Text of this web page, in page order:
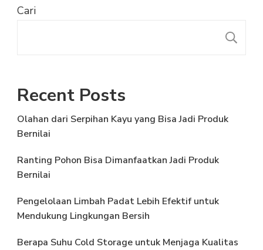
Cari
Recent Posts
Olahan dari Serpihan Kayu yang Bisa Jadi Produk
Bernilai
Ranting Pohon Bisa Dimanfaatkan Jadi Produk
Bernilai
Pengelolaan Limbah Padat Lebih Efektif untuk
Mendukung Lingkungan Bersih
Berapa Suhu Cold Storage untuk Menjaga Kualitas